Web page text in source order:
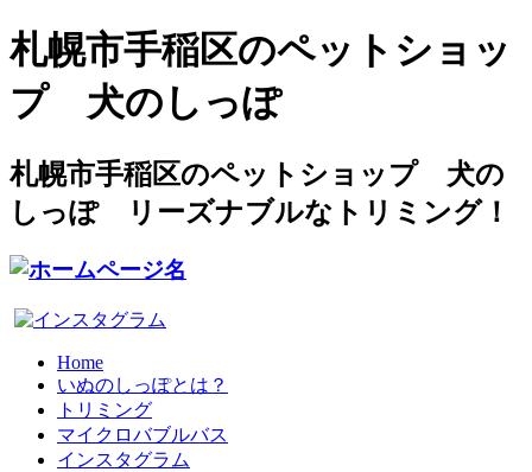
札幌市手稲区のペットショッ
プ 犬のしっぽ
札幌市手稲区のペットショップ 犬の
しっぽ リーズナブルなトリミング！
Home
いぬのしっぽとは？
トリミング
マイクロバブルバス
インスタグラム